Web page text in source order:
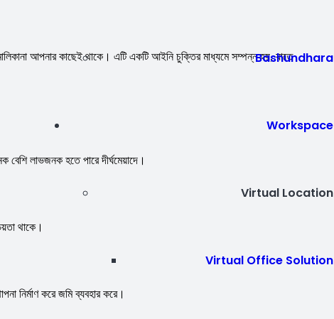
Bashundhara
Workspace
Virtual Location
Virtual Office Solution
আপনার কাছেই থাকে। এটি একটি আইনি চুক্তির মাধ্যমে সম্পন্ন হয়, যাতে
লাভজনক হতে পারে দীর্ঘমেয়াদে।
থাকে।
নির্মাণ করে জমি ব্যবহার করে।